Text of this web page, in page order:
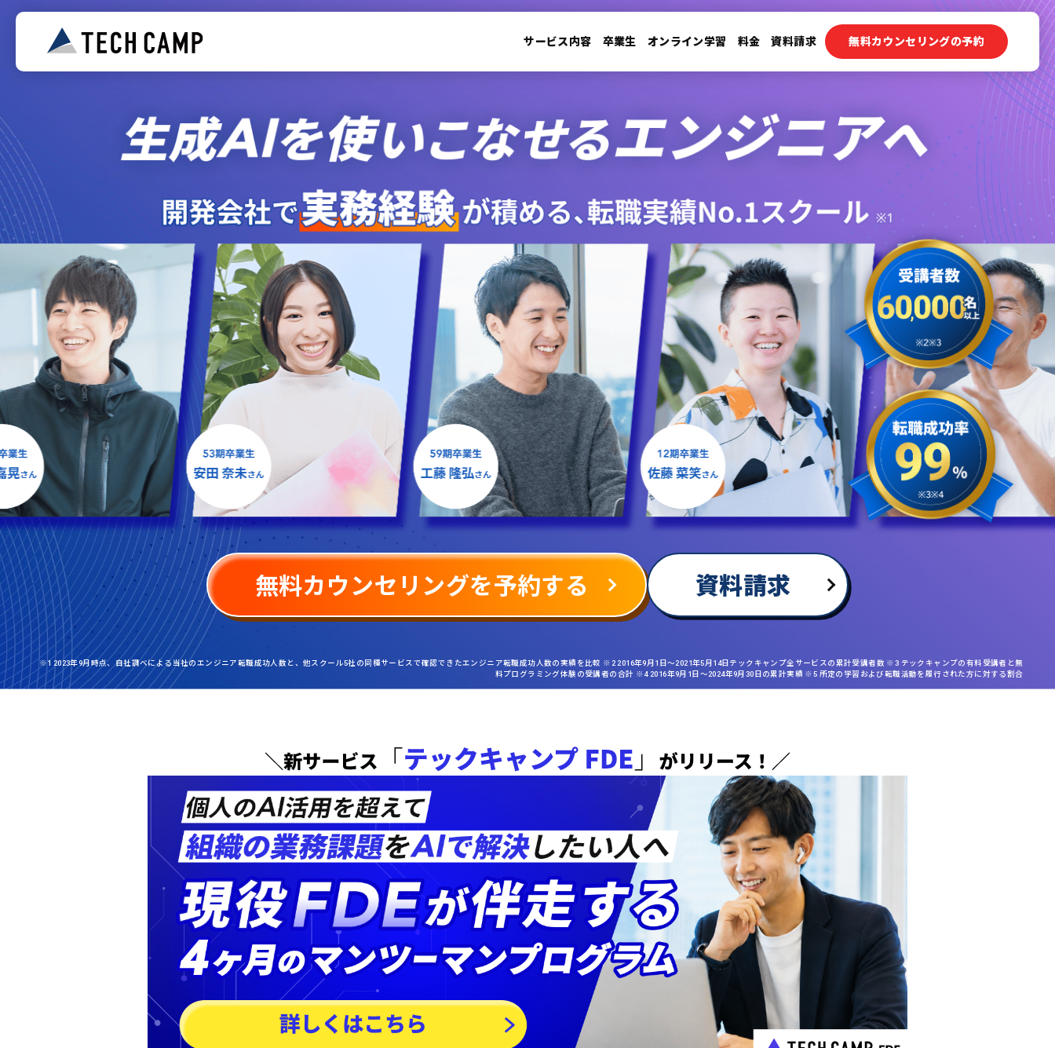
サービス内容 卒業生 オンライン学習 料金 資料請求 無料カウンセリングの予約
無料カウンセリングを予約する 資料請求
※1 2023年9月時点、自社調べによる当社のエンジニア転職成功人数と、他スクール5社の同種サービスで確認できたエンジニア転職成功人数の実績を比較 ※2 2016年9月1日〜2021年5月14日テックキャンプ全サービスの累計受講者数 ※3 テックキャンプの有料受講者と無
料プログラミング体験の受講者の合計 ※4 2016年9月1日〜2024年9月30日の累計実績 ※5 所定の学習および転職活動を履行された方に対する割合